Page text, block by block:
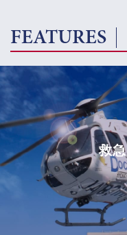
FEATURES
救